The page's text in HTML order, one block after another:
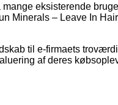
eksisterende
Minerals – Leave In
til e-firmaets
af deres